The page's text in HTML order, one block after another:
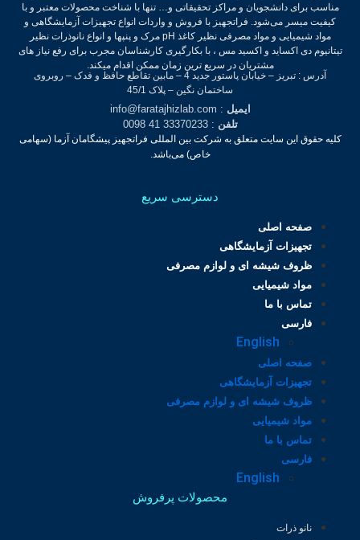
مناسب برای دانشجویان و مراکز تحقیقاتی و… تنها با شناخت محصولات معتبر و با
کیفیت میسر می‌شود.فراتجهیز با فروش و واردات انواع تجهیزات آزمایشگاهی و
مواد شیمیایی و مواد مصرفی نظیر کاغذ pH مرک و پنپها و انواع نانوذرات نظیر
تیتانیوم دی اکساید و اکسید مس ، با بکارگیری کارشناسان مجرب برای رفع نیاز های
مشتریان در سریع ترین زمان ممکن اقدام میکند.
آدرس : تبریز – خیابان پاستور جدید 4 – مابین تقاطع حافظ و فدک – روبروی
ساختمان نگین – پلاک 45/1
ایمیل: info@faratajhizlab.com
تلفن: 33370233 41 0098
کلیه حقوق این سایت متعلق به شرکت بین المللی فراتجهیز پیشگامان آزما (سهامی
خاص) می‌باشد.
دسترسی سریع
صفحه اصلی
تجهیزات آزمایشگاهی
ظروف شیشه ای و لوازم مصرفی
مواد شیمیایی
تماس با ما
فارسی
English
صفحه اصلی
تجهیزات آزمایشگاهی
ظروف شیشه ای و لوازم مصرفی
مواد شیمیایی
تماس با ما
فارسی
English
محصولات پرفروش
نانو ذرات